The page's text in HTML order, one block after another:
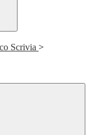
Scrivia >